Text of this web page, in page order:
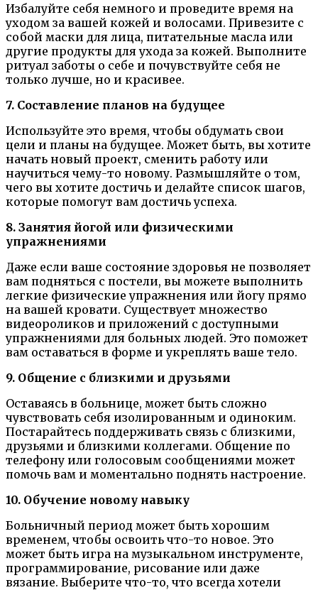
Избалуйте себя немного и проведите время на
уходом за вашей кожей и волосами. Привезите с
собой маски для лица, питательные масла или
другие продукты для ухода за кожей. Выполните
ритуал заботы о себе и почувствуйте себя не
только лучше, но и красивее.
7. Составление планов на будущее
Используйте это время, чтобы обдумать свои
цели и планы на будущее. Может быть, вы хотите
начать новый проект, сменить работу или
научиться чему-то новому. Размышляйте о том,
чего вы хотите достичь и делайте список шагов,
которые помогут вам достичь успеха.
8. Занятия йогой или физическими
упражнениями
Даже если ваше состояние здоровья не позволяет
вам подняться с постели, вы можете выполнить
легкие физические упражнения или йогу прямо
на вашей кровати. Существует множество
видеороликов и приложений с доступными
упражнениями для больных людей. Это поможет
вам оставаться в форме и укреплять ваше тело.
9. Общение с близкими и друзьями
Оставаясь в больнице, может быть сложно
чувствовать себя изолированным и одиноким.
Постарайтесь поддерживать связь с близкими,
друзьями и близкими коллегами. Общение по
телефону или голосовым сообщениями может
помочь вам и моментально поднять настроение.
10. Обучение новому навыку
Больничный период может быть хорошим
временем, чтобы освоить что-то новое. Это
может быть игра на музыкальном инструменте,
программирование, рисование или даже
вязание. Выберите что-то, что всегда хотели